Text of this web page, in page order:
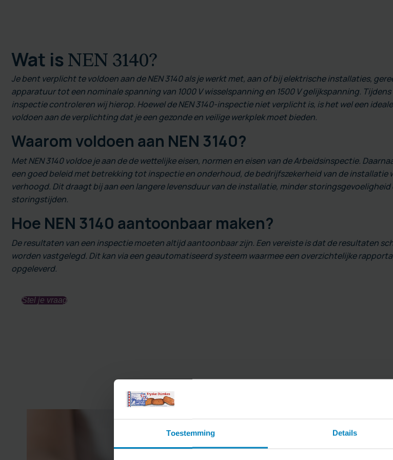
Toestemming Details
Wat is NEN 3140?
Je bent verplicht te voldoen aan de NEN 3140 als je werkt met, aan of bij elektrische installaties,
apparatuur tot een nominale spanning van 1000 V wisselspanning en 1500 V gelijkspanning. Tijdens
inspectie controleren wij hierop. Hoewel de NEN 3140-inspectie niet verplicht is, is het wel een
voldoen aan de verplichting dat je een gezonde en veilige werkplek moet bieden.
Waarom voldoen aan NEN 3140?
Met NEN 3140 voldoe je aan de de wettelijke eisen, normen en eisen van de Arbeidsinspectie.
een goed beleid met betrekking tot inspectie en onderhoud, de bedrijfszekerheid van de installatie
verhoogd. Dit draagt bij aan een langere levensduur van de installatie, minder storingsgevoeligheid
storingstijden.
Hoe NEN 3140 aantoonbaar maken?
De resultaten van een inspectie moeten altijd aantoonbaar zijn. Een vereiste is dat de resultaten
worden vastgelegd. Dit kan via een geautomatiseerd systeem waarmee een overzichtelijke
opgeleverd.
Stel je vraag
De